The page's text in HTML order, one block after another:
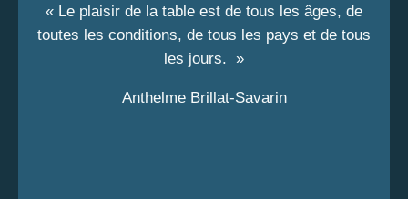
« Le plaisir de la table est de tous les âges, de
toutes les conditions, de tous les pays et de tous
les jours. »
Anthelme Brillat-Savarin